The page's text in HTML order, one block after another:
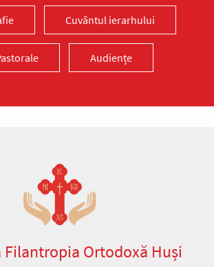
Cuvântul ierarhului
Audiențe
Filantropia Ortodoxă Huși